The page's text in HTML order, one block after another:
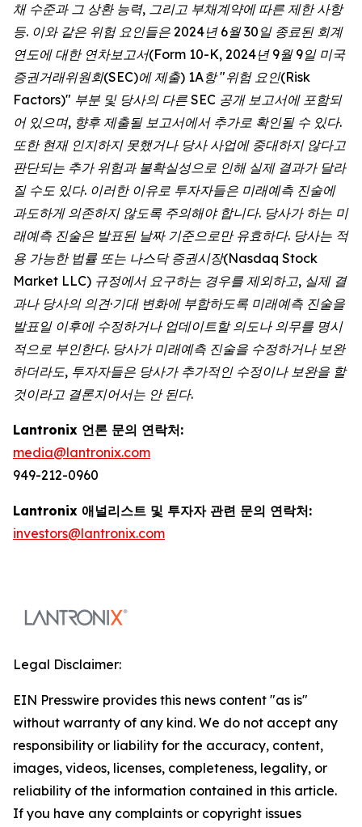
채 수준과 그 상환 능력, 그리고 부채계약에 따른 제한 사항
등. 이와 같은 위험 요인들은 2024년 6월 30일 종료된 회계
연도에 대한 연차보고서(Form 10-K, 2024년 9월 9일 미국
증권거래위원회(SEC)에 제출) 1A항 "위험 요인(Risk
Factors)" 부분 및 당사의 다른 SEC 공개 보고서에 포함되
어 있으며, 향후 제출될 보고서에서 추가로 확인될 수 있다.
또한 현재 인지하지 못했거나 당사 사업에 중대하지 않다고
판단되는 추가 위험과 불확실성으로 인해 실제 결과가 달라
질 수도 있다. 이러한 이유로 투자자들은 미래예측 진술에
과도하게 의존하지 않도록 주의해야 합니다. 당사가 하는 미
래예측 진술은 발표된 날짜 기준으로만 유효하다. 당사는 적
용 가능한 법률 또는 나스닥 증권시장(Nasdaq Stock
Market LLC) 규정에서 요구하는 경우를 제외하고, 실제 결
과나 당사의 의견·기대 변화에 부합하도록 미래예측 진술을
발표일 이후에 수정하거나 업데이트할 의도나 의무를 명시
적으로 부인한다. 당사가 미래예측 진술을 수정하거나 보완
하더라도, 투자자들은 당사가 추가적인 수정이나 보완을 할
것이라고 결론지어서는 안 된다.
Lantronix 언론 문의 연락처:
media@lantronix.com
949-212-0960
Lantronix 애널리스트 및 투자자 관련 문의 연락처:
investors@lantronix.com
Legal Disclaimer:
EIN Presswire provides this news content "as is"
without warranty of any kind. We do not accept any
responsibility or liability for the accuracy, content,
images, videos, licenses, completeness, legality, or
reliability of the information contained in this article.
If you have any complaints or copyright issues